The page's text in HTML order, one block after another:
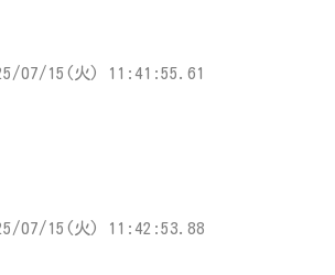
07/15(火) 11:41:55.61
07/15(火) 11:42:53.88